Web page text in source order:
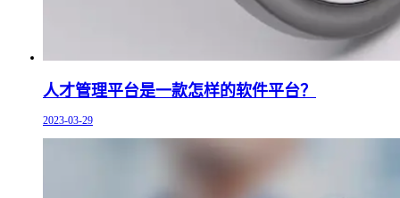
人才管理平台是一款怎样的软件平台？
2023-03-29